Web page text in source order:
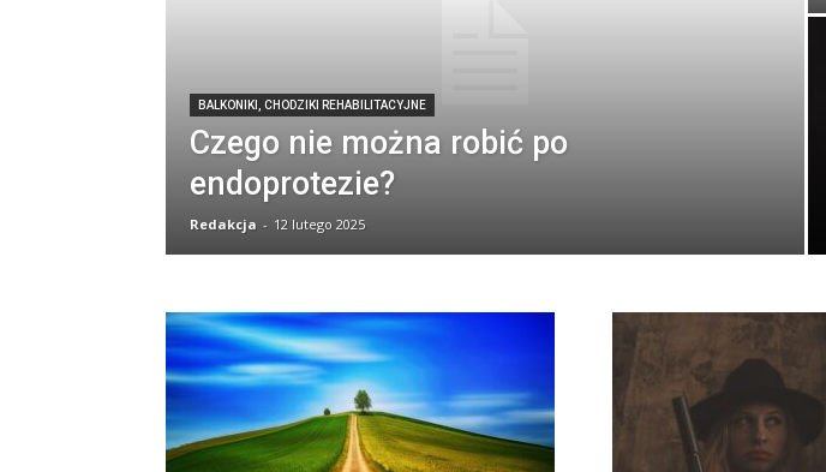
BALKONIKI, CHODZIKI REHABILITACYJNE
Czego nie można robić po
endoprotezie?
Redakcja - 12 lutego 2025